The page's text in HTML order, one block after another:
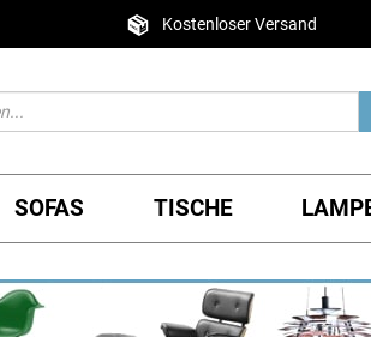
Kostenloser Versand
SOFAS TISCHE